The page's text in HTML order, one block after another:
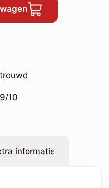
10
informatie